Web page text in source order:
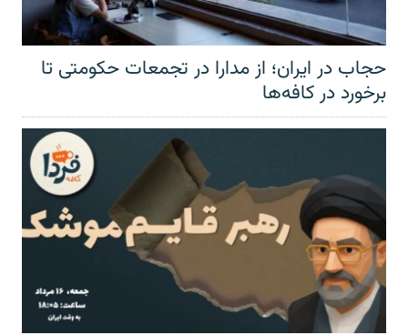
حجاب در ایران؛ از مدارا در تجمعات حکومتی تا
برخورد در کافه‌ها